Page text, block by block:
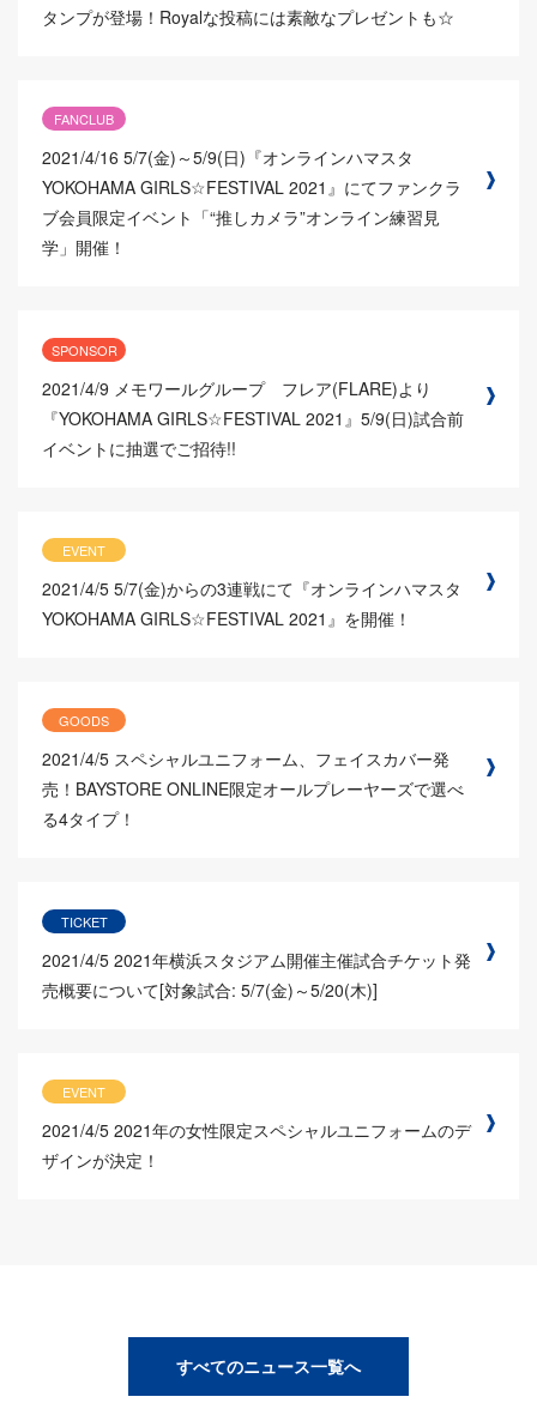
タンプが登場！Royalな投稿には素敵なプレゼントも☆
FANCLUB
2021/4/16 5/7(金)～5/9(日)『オンラインハマスタ
YOKOHAMA GIRLS☆FESTIVAL 2021』にてファンクラ
ブ会員限定イベント「“推しカメラ”オンライン練習見
学」開催！
SPONSOR
2021/4/9 メモワールグループ フレア(FLARE)より
『YOKOHAMA GIRLS☆FESTIVAL 2021』5/9(日)試合前
イベントに抽選でご招待!!
EVENT
2021/4/5 5/7(金)からの3連戦にて『オンラインハマスタ
YOKOHAMA GIRLS☆FESTIVAL 2021』を開催！
GOODS
2021/4/5 スペシャルユニフォーム、フェイスカバー発
売！BAYSTORE ONLINE限定オールプレーヤーズで選べ
る4タイプ！
TICKET
2021/4/5 2021年横浜スタジアム開催主催試合チケット発
売概要について[対象試合: 5/7(金)～5/20(木)]
EVENT
2021/4/5 2021年の女性限定スペシャルユニフォームのデ
ザインが決定！
すべてのニュース一覧へ